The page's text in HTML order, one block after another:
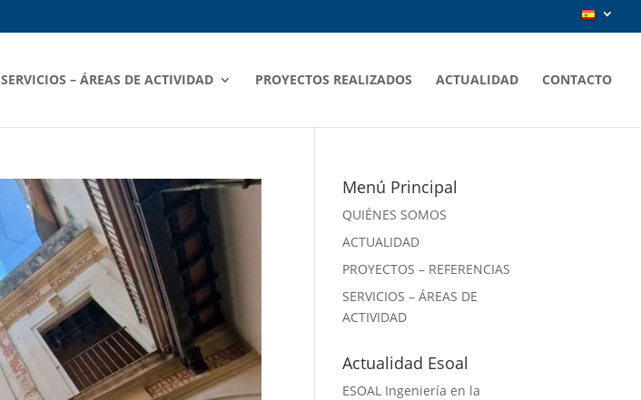
SERVICIOS – ÁREAS DE ACTIVIDAD PROYECTOS REALIZADOS ACTUALIDAD CONTACTO
Menú Principal
QUIÉNES SOMOS
ACTUALIDAD
PROYECTOS – REFERENCIAS
SERVICIOS – ÁREAS DE
ACTIVIDAD
Actualidad Esoal
ESOAL Ingeniería en la